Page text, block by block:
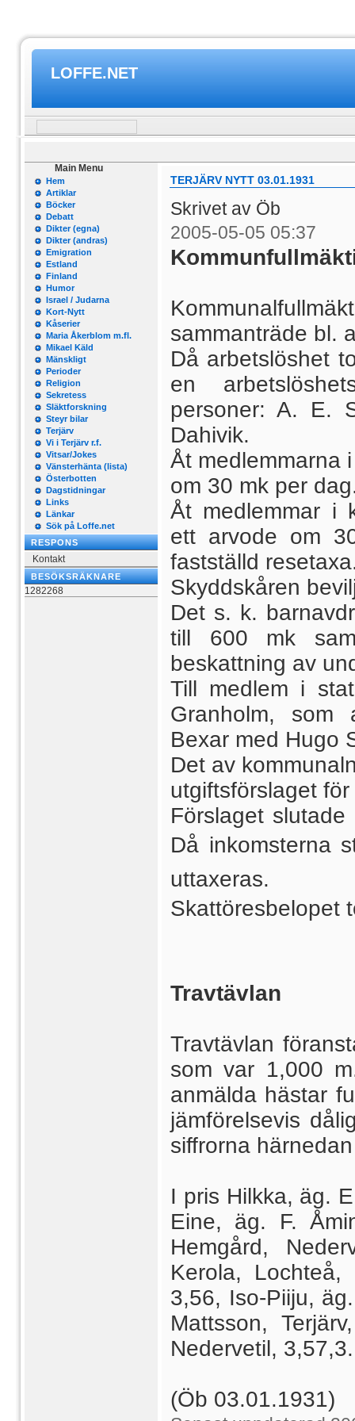
LOFFE.NET
Main Menu
Hem
Artiklar
Böcker
Debatt
Dikter (egna)
Dikter (andras)
Emigration
Estland
Finland
Humor
Israel / Judarna
Kort-Nytt
Kåserier
Maria Åkerblom m.fl.
Mikael Käld
Mänskligt
Perioder
Religion
Sekretess
Släktforskning
Steyr bilar
Terjärv
Vi i Terjärv r.f.
Vitsar/Jokes
Vänsterhänta (lista)
Österbotten
Dagstidningar
Links
Länkar
Sök på Loffe.net
RESPONS
Kontakt
BESÖKSRÄKNARE
1282268
TERJÄRV NYTT 03.01.1931
Skrivet av Öb
2005-05-05 05:37
sammanträde bl.
Då arbetslöshet
en
personer: A. E.
Dahivik.
Åt medlemmarna
om 30 mk per
Åt medlemmar i
ett arvode om
fastställd
Skyddskåren
Det s. k.
till 600 mk
beskattning av
Till medlem i
Granholm, som
Bexar med Hugo
Det av
utgiftsförslaget
Förslaget
Då inkomsterna
uttaxeras.
Skattöresbelopet
Travtävlan
Travtävlan
som var 1,000
anmälda hästar
jämförelsevis
siffrorna
I pris Hilkka, äg.
Eine, äg. F.
Hemgård,
Kerola,
3,56, Iso-Piiju,
Mattsson,
Nedervetil, 3,57,3.
(Öb 03.01.1931)